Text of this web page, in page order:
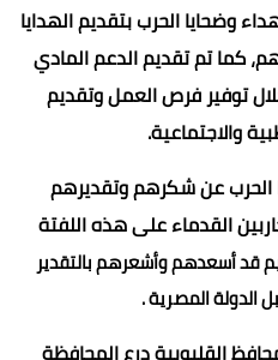
وضحايا الحرب بتقديم الهدايا
كما تم تقديم الدعم المادي
توفير فرص العمل وتقديم
والاجتماعية.
الحرب عن شكرهم وتقديرهم
القدماء على هذه اللفتة
قد أسعدهم وأشعرهم بالتقدير
الدولة المصرية .
القليوبية درع المحافظة